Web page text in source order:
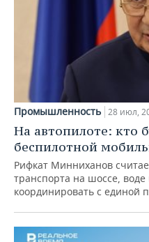
Промышленность 28 июл,
На автопилоте: кто
беспилотной
Рифкат Минниханов
транспорта на шоссе, воде
координировать с единой